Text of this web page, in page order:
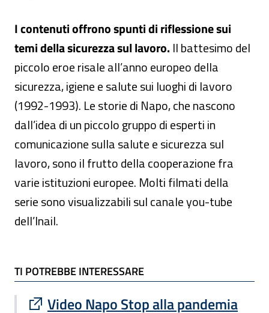
I contenuti offrono spunti di riflessione sui
temi della sicurezza sul lavoro. Il battesimo del
piccolo eroe risale all’anno europeo della
sicurezza, igiene e salute sui luoghi di lavoro
(1992-1993). Le storie di Napo, che nascono
dall’idea di un piccolo gruppo di esperti in
comunicazione sulla salute e sicurezza sul
lavoro, sono il frutto della cooperazione fra
varie istituzioni europee. Molti filmati della
serie sono visualizzabili sul canale you-tube
dell’Inail.
TI POTREBBE INTERESSARE
TI POTREBBE INTERESSARE
Video Napo Stop alla pandemia
Sito esterno : apre una nuova finestra